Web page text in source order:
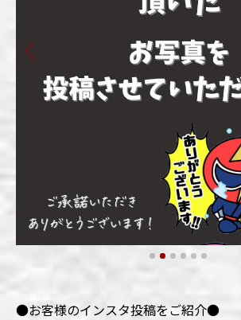
●お客様のインスタ投稿をご紹介●